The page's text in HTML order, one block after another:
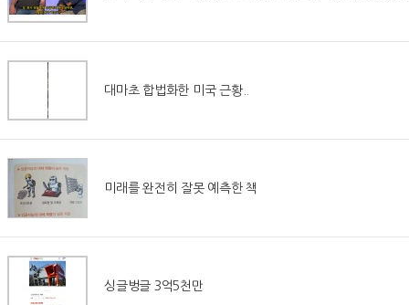
대마초 합법화한 미국 근황..
미래를 완전히 잘못 예측한 책
싱글벙글 3억5천만